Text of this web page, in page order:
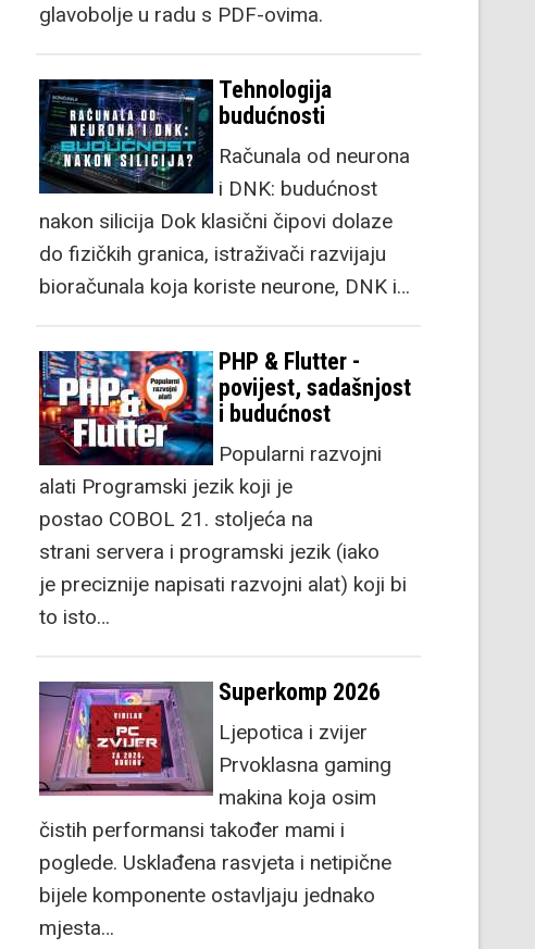
glavobolje u radu s PDF-ovima.
Tehnologija
budućnosti
Računala od neurona
i DNK: budućnost
nakon silicija Dok klasični čipovi dolaze
do fizičkih granica, istraživači razvijaju
bioračunala koja koriste neurone, DNK i…
PHP & Flutter -
povijest, sadašnjost
i budućnost
Popularni razvojni
alati Programski jezik koji je
postao COBOL 21. stoljeća na
strani servera i programski jezik (iako
je preciznije napisati razvojni alat) koji bi
to isto…
Superkomp 2026
Ljepotica i zvijer
Prvoklasna gaming
makina koja osim
čistih performansi također mami i
poglede. Usklađena rasvjeta i netipične
bijele komponente ostavljaju jednako
mjesta…